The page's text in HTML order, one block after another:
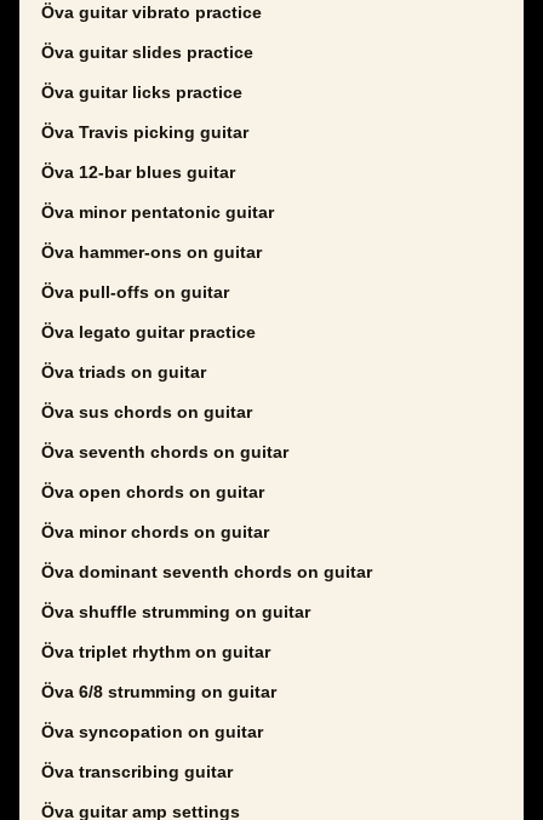
Öva guitar vibrato practice
Öva guitar slides practice
Öva guitar licks practice
Öva Travis picking guitar
Öva 12-bar blues guitar
Öva minor pentatonic guitar
Öva hammer-ons on guitar
Öva pull-offs on guitar
Öva legato guitar practice
Öva triads on guitar
Öva sus chords on guitar
Öva seventh chords on guitar
Öva open chords on guitar
Öva minor chords on guitar
Öva dominant seventh chords on guitar
Öva shuffle strumming on guitar
Öva triplet rhythm on guitar
Öva 6/8 strumming on guitar
Öva syncopation on guitar
Öva transcribing guitar
Öva guitar amp settings